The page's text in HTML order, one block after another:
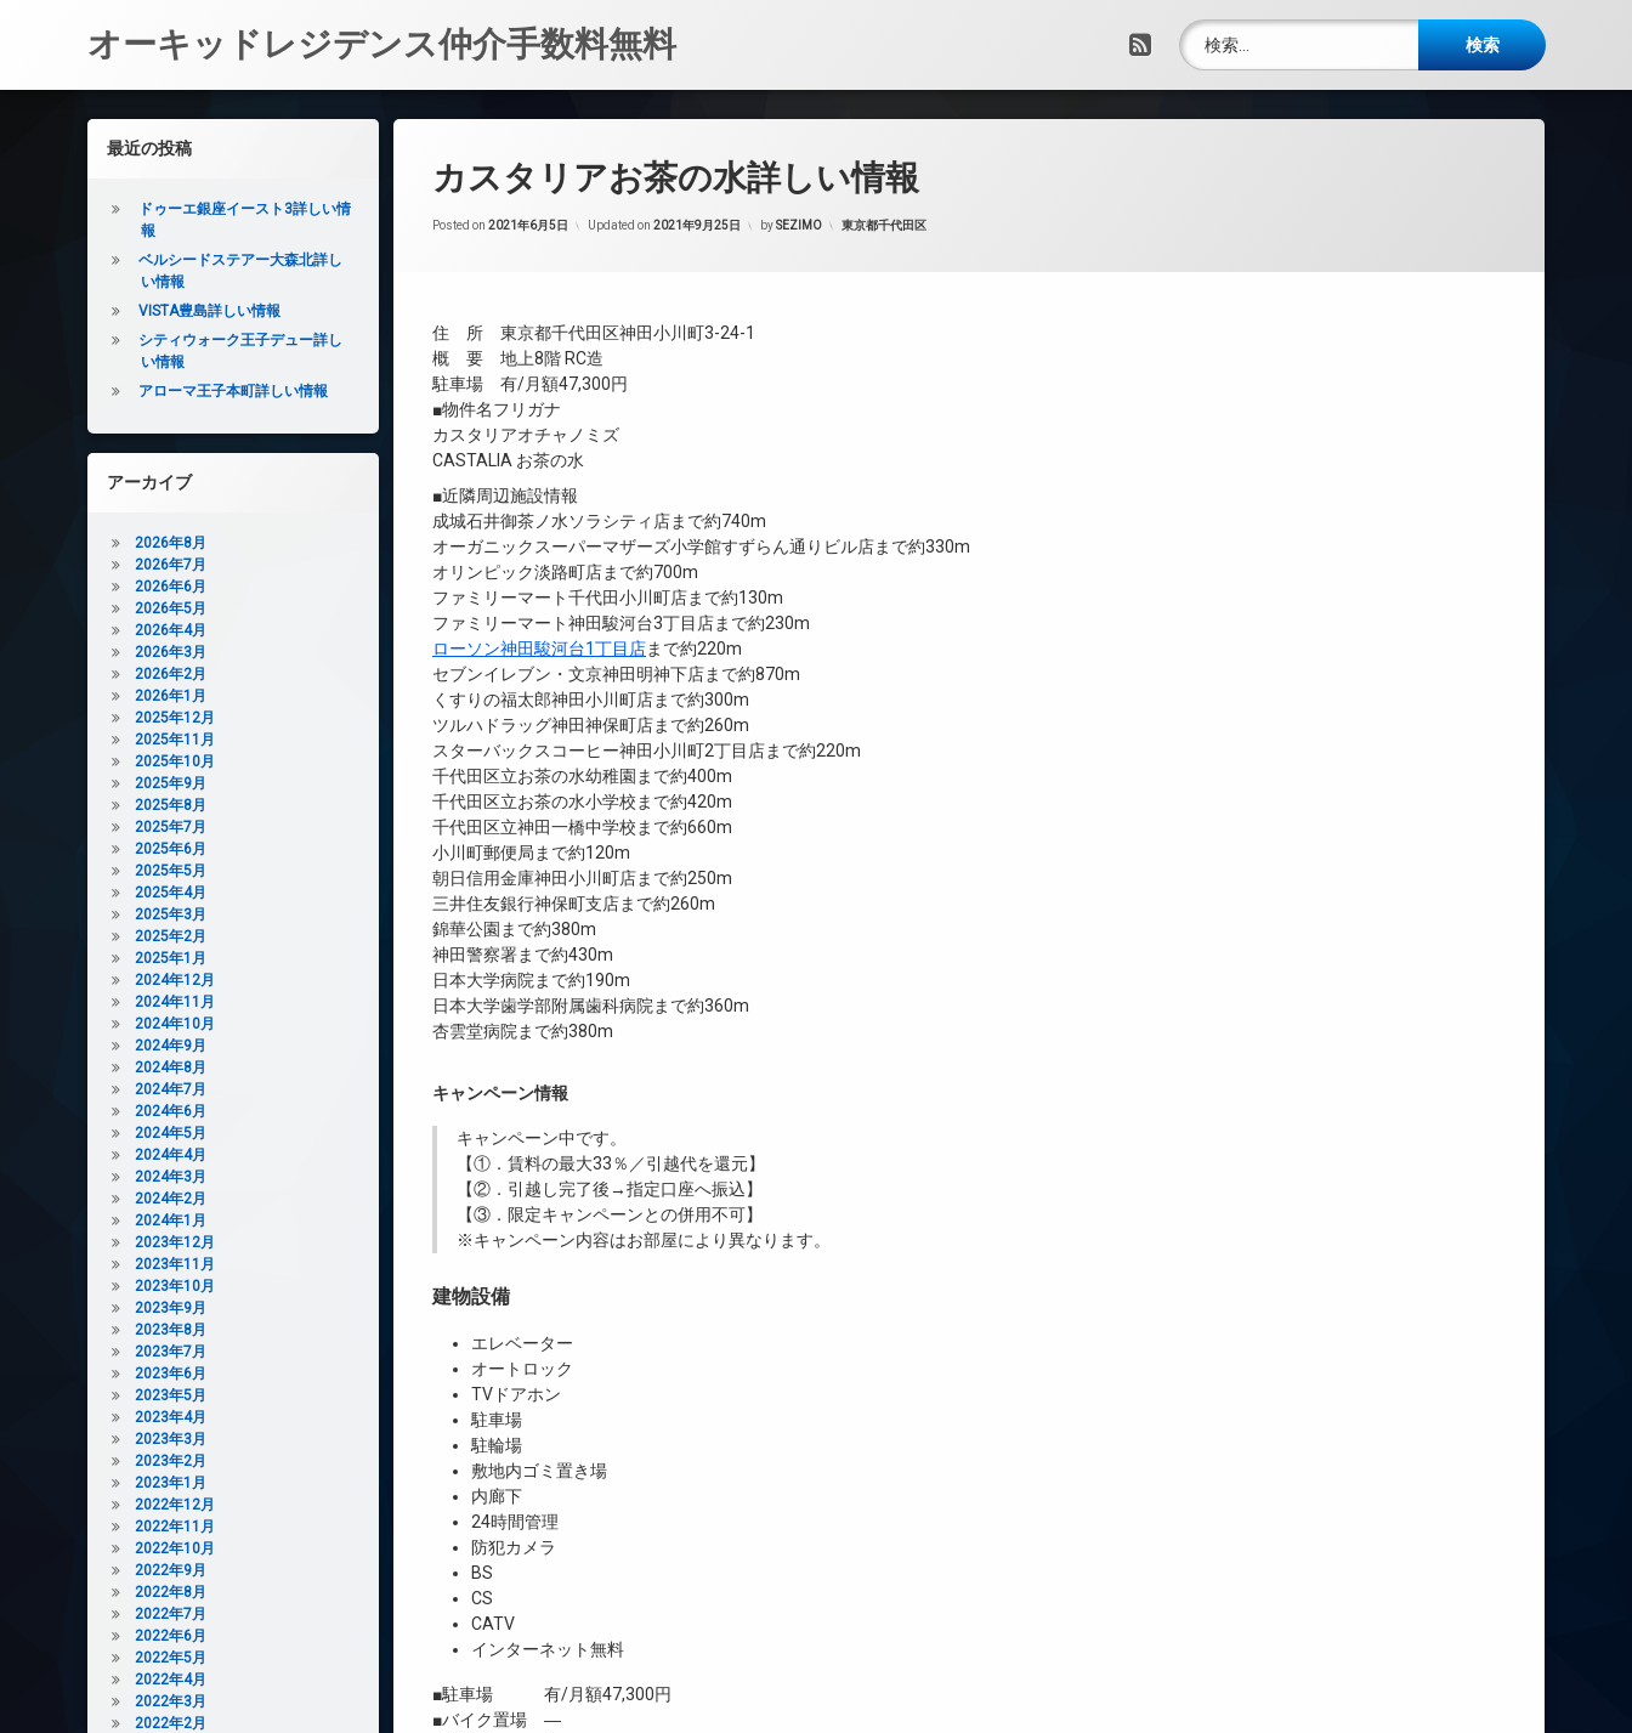
オーキッドレジデンス仲介手数料無料 RSS
検索:
カスタリアお茶の水詳しい情報
Posted on 2021年6月5日 Updated on 2021年9月25日 bySEZIMO カテゴリー:
東京都千代田区
住 所 東京都千代田区神田小川町3-24-1
概 要 地上8階 RC造
駐車場 有/月額47,300円
■物件名フリガナ
カスタリアオチャノミズ
CASTALIA お茶の水
■近隣周辺施設情報
成城石井御茶ノ水ソラシティ店まで約740m
オーガニックスーパーマザーズ小学館すずらん通りビル店まで約330m
オリンピック淡路町店まで約700m
ファミリーマート千代田小川町店まで約130m
ファミリーマート神田駿河台3丁目店まで約230m
ローソン神田駿河台1丁目店まで約220m
セブンイレブン・文京神田明神下店まで約870m
くすりの福太郎神田小川町店まで約300m
ツルハドラッグ神田神保町店まで約260m
スターバックスコーヒー神田小川町2丁目店まで約220m
千代田区立お茶の水幼稚園まで約400m
千代田区立お茶の水小学校まで約420m
千代田区立神田一橋中学校まで約660m
小川町郵便局まで約120m
朝日信用金庫神田小川町店まで約250m
三井住友銀行神保町支店まで約260m
錦華公園まで約380m
神田警察署まで約430m
日本大学病院まで約190m
日本大学歯学部附属歯科病院まで約360m
杏雲堂病院まで約380m
キャンペーン情報
キャンペーン中です。
【①．賃料の最大33％／引越代を還元】
【②．引越し完了後→指定口座へ振込】
【③．限定キャンペーンとの併用不可】
※キャンペーン内容はお部屋により異なります。
建物設備
エレベーター
オートロック
TVドアホン
駐車場
駐輪場
敷地内ゴミ置き場
内廊下
24時間管理
防犯カメラ
BS
CS
CATV
インターネット無料
■駐車場 有/月額47,300円
■バイク置場 ―
左サイドバー
最近の投稿
ドゥーエ銀座イースト3詳しい情
報
ベルシードステアー大森北詳し
い情報
VISTA豊島詳しい情報
シティウォーク王子デュー詳し
い情報
アローマ王子本町詳しい情報
アーカイブ
2026年8月
2026年7月
2026年6月
2026年5月
2026年4月
2026年3月
2026年2月
2026年1月
2025年12月
2025年11月
2025年10月
2025年9月
2025年8月
2025年7月
2025年6月
2025年5月
2025年4月
2025年3月
2025年2月
2025年1月
2024年12月
2024年11月
2024年10月
2024年9月
2024年8月
2024年7月
2024年6月
2024年5月
2024年4月
2024年3月
2024年2月
2024年1月
2023年12月
2023年11月
2023年10月
2023年9月
2023年8月
2023年7月
2023年6月
2023年5月
2023年4月
2023年3月
2023年2月
2023年1月
2022年12月
2022年11月
2022年10月
2022年9月
2022年8月
2022年7月
2022年6月
2022年5月
2022年4月
2022年3月
2022年2月